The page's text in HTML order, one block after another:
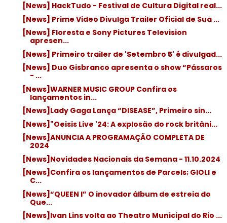
[News] HackTudo - Festival de Cultura Digital real...
[News] Prime Video Divulga Trailer Oficial de Sua ...
[News] Floresta e Sony Pictures Television
apresen...
[News] Primeiro trailer de 'Setembro 5' é divulgad...
[News] Duo Gisbranco apresenta o show “Pássaros
- ...
[News]WARNER MUSIC GROUP Confira os
lançamentos in...
[News]Lady Gaga Lança “DISEASE”, Primeiro sin...
[News]"Oeisis Live '24: A explosão do rock britâni...
[News]ANUNCIA A PROGRAMAÇÃO COMPLETA DE
2024
[News]Novidades Nacionais da Semana - 11.10.2024
[News]Confira os lançamentos de Parcels; GIOLI e
C...
[News]“QUEEN I” O inovador álbum de estreia do
Que...
[News]Ivan Lins volta ao Theatro Municipal do Rio ...